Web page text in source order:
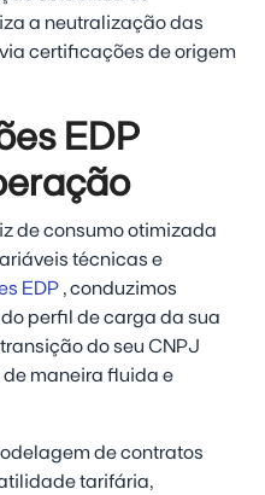
a neutralização das
certificações de origem
EDP
de consumo otimizada
técnicas e
EDP , conduzimos
perfil de carga da sua
do seu CNPJ
maneira fluida e
de contratos
tarifária,